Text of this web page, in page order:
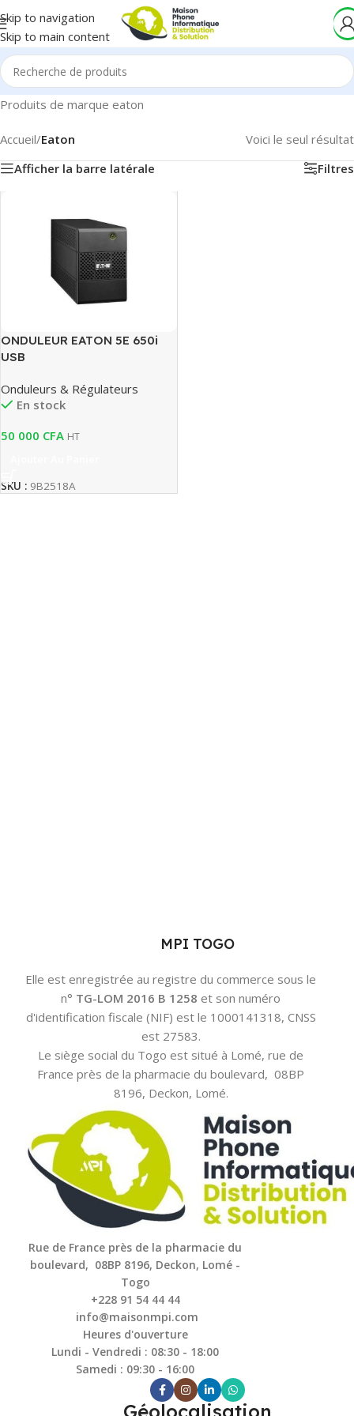
Skip to navigation
Skip to main content
Produits de marque eaton
Accueil/Eaton
Voici le seul résultat
Afficher la barre latérale
Filtres
ONDULEUR EATON 5E 650i
USB
Onduleurs & Régulateurs
En stock
50 000 CFA HT
SKU : 9B2518A
MPI TOGO
Elle est enregistrée au registre du commerce sous le
n° TG-LOM 2016 B 1258 et son numéro
d'identification fiscale (NIF) est le 1000141318, CNSS
est 27583.
Le siège social du Togo est situé à Lomé, rue de
France près de la pharmacie du boulevard, 08BP
8196, Deckon, Lomé.
Rue de France près de la pharmacie du
boulevard, 08BP 8196, Deckon, Lomé -
Togo
+228 91 54 44 44
info@maisonmpi.com
Heures d'ouverture
Lundi - Vendredi : 08:30 - 18:00
Samedi : 09:30 - 16:00